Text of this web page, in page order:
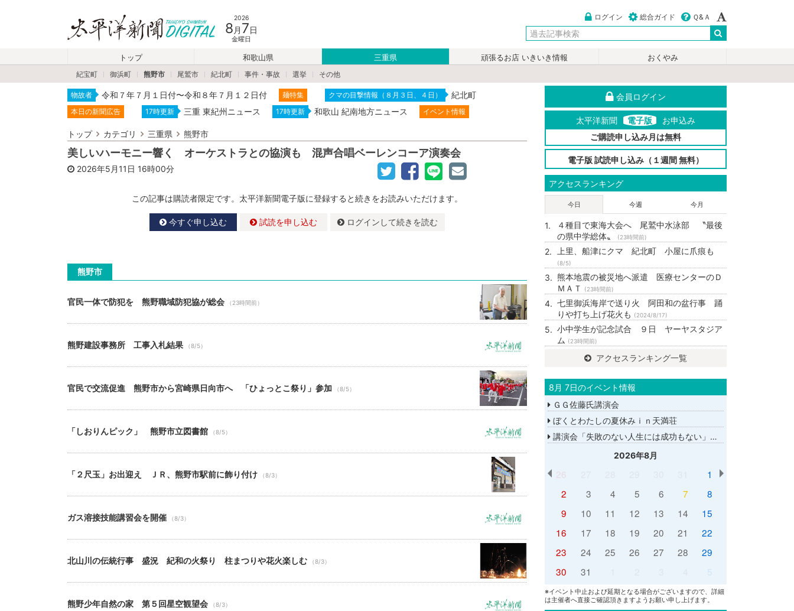
2026
8 月 7日
金曜日
ログイン 総合ガイド Ｑ&Ａ
トップ 和歌山県 三重県 頑張るお店 いきいき情報
おくやみ
紀宝町
御浜町 熊野市 尾鷲市 紀北町 事件・事故 選挙 その他
物故者 令和７年７月１日付〜令和８年７月１２日付 麺特集 クマの目撃情報（８月３日、４日） 紀北町
本日の新聞広告 17時更新 三重 東紀州ニュース 17時更新 和歌山 紀南地方ニュース イベント情報
トップ カテゴリ 三重県 熊野市
美しいハーモニー響く オーケストラとの協演も 混声合唱ベーレンコーア演奏会
2026年5月11日 16時00分
この記事は購読者限定です。太平洋新聞電子版に登録すると続きをお読みいただけます。
今すぐ申し込む 試読を申し込む ログインして続きを読む
熊野市
官民一体で防犯を 熊野職域防犯協が総会 （23時間前）
熊野建設事務所 工事入札結果 （8/5）
官民で交流促進 熊野市から宮崎県日向市へ 「ひょっとこ祭り」参加 （8/5）
「しおりんピック」 熊野市立図書館 （8/5）
「２尺玉」お出迎え ＪＲ、熊野市駅前に飾り付け （8/3）
ガス溶接技能講習会を開催 （8/3）
北山川の伝統行事 盛況 紀和の火祭り 柱まつりや花火楽しむ （8/3）
熊野少年自然の家 第５回星空観望会 （8/3）
会員ログイン
太平洋新聞 電子版
お申込み
ご購読申し込み月は無料
電子版 試読申し込み（１週間 無料）
アクセスランキング
今日 今週 今月
４種目で東海大会へ 尾鷲中水泳部 〝最後
の県中学総体〟
(23時間前)
上里、船津にクマ 紀北町 小屋に爪痕も
(8/5)
熊本地震の被災地へ派遣 医療センターのＤ
ＭＡＴ
(23時間前)
七里御浜海岸で送り火 阿田和の盆行事 踊
りや打ち上げ花火も
(2024/8/17)
小中学生が記念試合 ９日 ヤーヤスタジア
ム
(23時間前)
アクセスランキング一覧
8月 7日のイベント情報
ＧＧ佐藤氏講演会
ぼくとわたしの夏休みｉｎ天満荘
講演会「失敗のない人生には成功もない」講師：ＧＧ佐藤さん
2026年8月
26
1
2
3 4 5 6 7
8
9
10 11 12 13 14
15
16
17 18 19 20 21
22
23
24 25 26 27 28
29
30
31 5
※イベント中止および延期となる場合がございますので、詳細
は主催者へ直接ご確認頂きますようお願い申し上げます。